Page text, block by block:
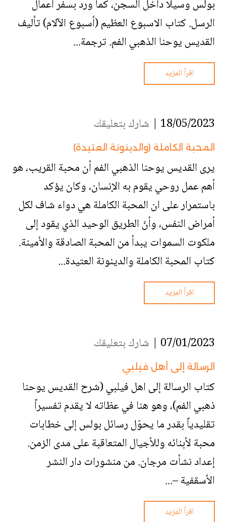
بولس وسيلا داخل السجن، كما ورد بسفر أعمال
الرسل. كتاب الاسبوع العظيم (أسبوع الآلام) تأليف
القديس يوحنا الذهبي الفم. ترجمة...
اقرأ المزيد
18/05/2023 | شارك بتعليقك
المحبة الكاملة (والدينونة العتيدة)
يرى القديس يوحنا الذهبي الفم أن محبة القريب، هو
أهم عمل روحي يقوم به الإنسان، وكان يؤكد
باستمرار على ان المحبة الكاملة هي دواء شاف لكل
أمراض النفس، وأنّ الطريق الوحيد الذي يقود إلى
ملكوت السموات يبدأ من المحبة الصادقة والأمينة.
كتاب المحبة الكاملة والدينونة العتيدة...
اقرأ المزيد
07/01/2023 | شارك بتعليقك
الرسالة إلى أهل فيلبي
كتاب الرسالة إلى اهل فيلبي (شرح القديس يوحنا
ذهبي الفم)، وهو هنا في عظاته لا يقدم تفسيراً
تقليدياً بقدر ما يحوّل رسائل بولس إلى خطابات
محبة لأبنائه وللأجيال المتعاقبة على مدى الزمن.
إعداد نشأت مرجان. من منشورات دار النشر
الأسقفية –...
اقرأ المزيد